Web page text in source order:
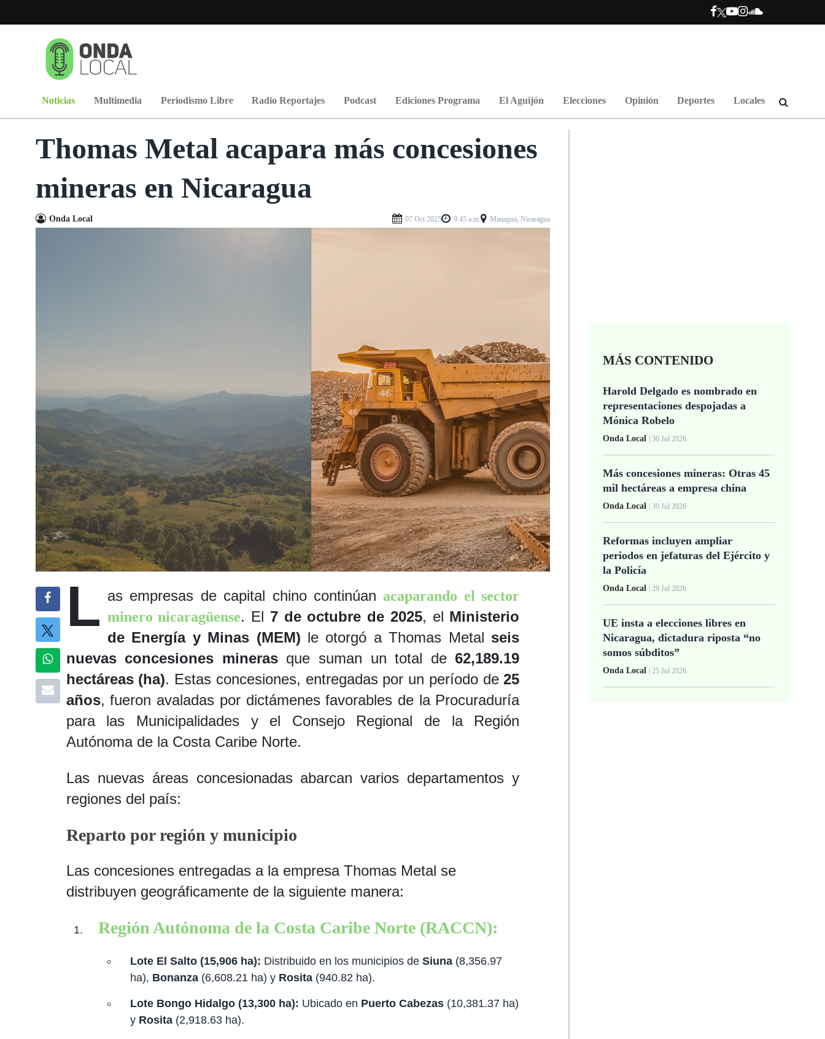
Noticias Multimedia Periodismo Libre Radio Reportajes Podcast Ediciones Programa El Aguijón Elecciones Opinión Deportes Locales
Thomas Metal acapara más concesiones
mineras en Nicaragua
Onda Local 07 Oct 2025 9:45 a.m. Managua, Nicaragua
L as empresas de capital chino continúanacaparando el sector
minero nicaragüense. El 7 de octubre de 2025, el Ministerio
de Energía y Minas (MEM) le otorgó a Thomas Metal seis
nuevas concesiones minerasque suman un total de62,189.19
hectáreas (ha). Estas concesiones, entregadas por un período de25
años, fueron avaladas por dictámenes favorables de la Procuraduría
para las Municipalidades y el Consejo Regional de la Región
Autónoma de la Costa Caribe Norte.
Las nuevas áreas concesionadas abarcan varios departamentos y
regiones del país:
Reparto por región y municipio
Las concesiones entregadas a la empresa Thomas Metal se
distribuyen geográficamente de la siguiente manera:
Región Autónoma de la Costa Caribe Norte (RACCN):
Lote El Salto (15,906 ha): Distribuido en los municipios de Siuna(8,356.97
ha), Bonanza(6,608.21 ha) y Rosita(940.82 ha).
Lote Bongo Hidalgo (13,300 ha): Ubicado en Puerto Cabezas(10,381.37 ha)
y Rosita(2,918.63 ha).
MÁS CONTENIDO
Harold Delgado es nombrado en
representaciones despojadas a
Mónica Robelo
Onda Local | 30 Jul 2026
Más concesiones mineras: Otras 45
mil hectáreas a empresa china
Onda Local | 30 Jul 2026
Reformas incluyen ampliar
periodos en jefaturas del Ejército y
la Policía
Onda Local | 29 Jul 2026
UE insta a elecciones libres en
Nicaragua, dictadura riposta “no
somos súbditos”
Onda Local | 25 Jul 2026